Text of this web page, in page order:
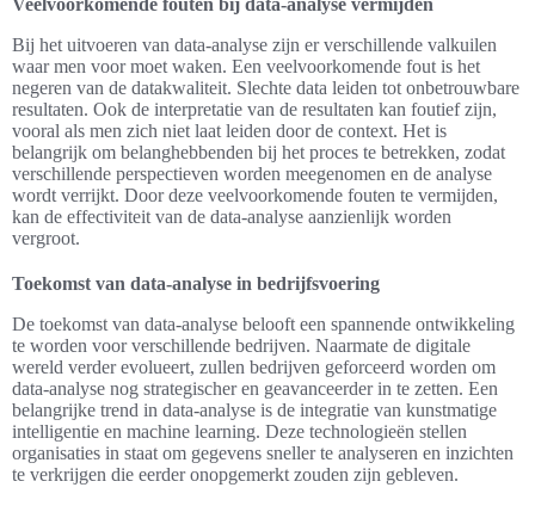
Veelvoorkomende fouten bij data-analyse vermijden
Bij het uitvoeren van data-analyse zijn er verschillende valkuilen
waar men voor moet waken. Een veelvoorkomende fout is het
negeren van de datakwaliteit. Slechte data leiden tot onbetrouwbare
resultaten. Ook de interpretatie van de resultaten kan foutief zijn,
vooral als men zich niet laat leiden door de context. Het is
belangrijk om belanghebbenden bij het proces te betrekken, zodat
verschillende perspectieven worden meegenomen en de analyse
wordt verrijkt. Door deze veelvoorkomende fouten te vermijden,
kan de effectiviteit van de data-analyse aanzienlijk worden
vergroot.
Toekomst van data-analyse in bedrijfsvoering
De toekomst van data-analyse belooft een spannende ontwikkeling
te worden voor verschillende bedrijven. Naarmate de digitale
wereld verder evolueert, zullen bedrijven geforceerd worden om
data-analyse nog strategischer en geavanceerder in te zetten. Een
belangrijke trend in data-analyse is de integratie van kunstmatige
intelligentie en machine learning. Deze technologieën stellen
organisaties in staat om gegevens sneller te analyseren en inzichten
te verkrijgen die eerder onopgemerkt zouden zijn gebleven.